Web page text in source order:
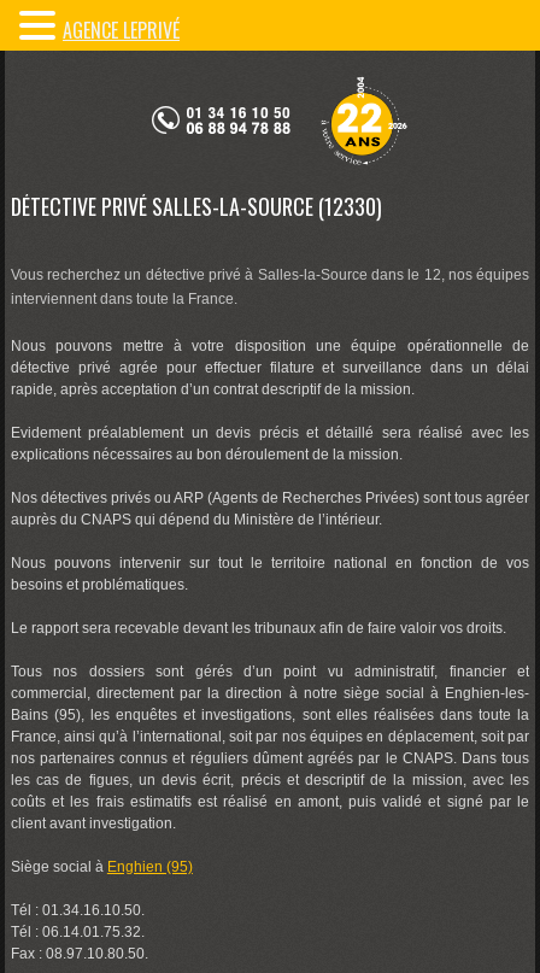
DÉTECTIVE PRIVÉ SALLES-LA-SOURCE (12330)
Vous recherchez un détective privé à Salles-la-Source dans le 12, nos équipes
interviennent dans toute la France.
Nous pouvons mettre à votre disposition une équipe opérationnelle de
détective privé agrée pour effectuer filature et surveillance dans un délai
rapide, après acceptation d’un contrat descriptif de la mission.
Evidement préalablement un devis précis et détaillé sera réalisé avec les
explications nécessaires au bon déroulement de la mission.
Nos détectives privés ou ARP (Agents de Recherches Privées) sont tous agréer
auprès du CNAPS qui dépend du Ministère de l’intérieur.
Nous pouvons intervenir sur tout le territoire national en fonction de vos
besoins et problématiques.
Le rapport sera recevable devant les tribunaux afin de faire valoir vos droits.
Tous nos dossiers sont gérés d’un point vu administratif, financier et
commercial, directement par la direction à notre siège social à Enghien-les-
Bains (95), les enquêtes et investigations, sont elles réalisées dans toute la
France, ainsi qu’à l’international, soit par nos équipes en déplacement, soit par
nos partenaires connus et réguliers dûment agréés par le CNAPS. Dans tous
les cas de figues, un devis écrit, précis et descriptif de la mission, avec les
coûts et les frais estimatifs est réalisé en amont, puis validé et signé par le
client avant investigation.
Siège social à Enghien (95)
Tél : 01.34.16.10.50.
Tél : 06.14.01.75.32.
Fax : 08.97.10.80.50.
AGENCE LEPRIVÉ